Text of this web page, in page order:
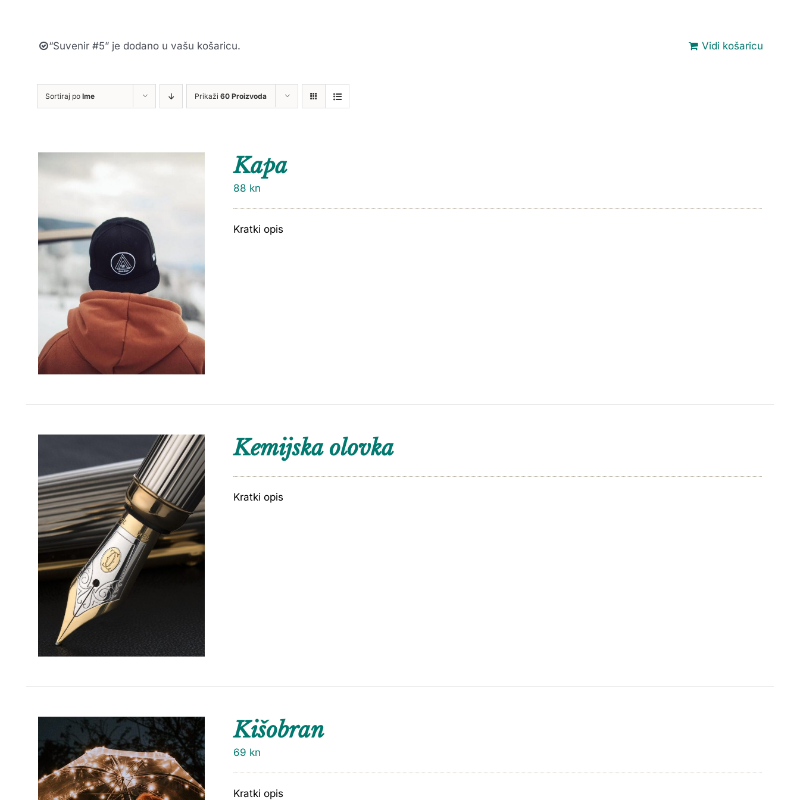
Vidi košaricu
“Suvenir #5” je dodano u vašu košaricu.
Sortiraj po Ime Prikaži 60 Proizvoda
Kapa
88 kn
Kratki opis
Kemijska olovka
Kratki opis
Kišobran
69 kn
Kratki opis